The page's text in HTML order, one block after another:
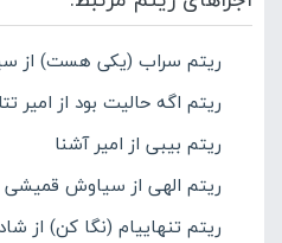
ریتم سراب (یکی هست) از
ریتم اگه حالیت بود از امیر
ریتم بیبی از امیر آشنا
ریتم الهی از سیاوش قمیشی
ریتم تنهاییام (نگا کن) از